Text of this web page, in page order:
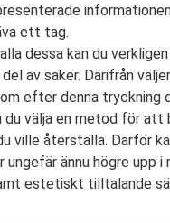
ett tag.
dessa kan du
av saker. Därifrån
efter denna tryckning
du välja en metod för
ville återställa. Därför
ännu högre upp
estetiskt tilltalande